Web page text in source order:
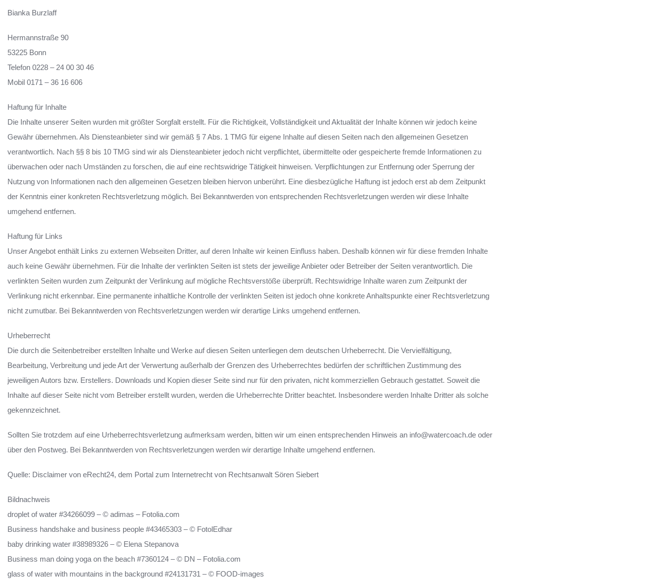
Bianka Burzlaff
Hermannstraße 90
53225 Bonn
Telefon 0228 – 24 00 30 46
Mobil 0171 – 36 16 606
Haftung für Inhalte
Die Inhalte unserer Seiten wurden mit größter Sorgfalt erstellt. Für die Richtigkeit, Vollständigkeit und Aktualität der Inhalte können wir jedoch keine
Gewähr übernehmen. Als Diensteanbieter sind wir gemäß § 7 Abs. 1 TMG für eigene Inhalte auf diesen Seiten nach den allgemeinen Gesetzen
verantwortlich. Nach §§ 8 bis 10 TMG sind wir als Diensteanbieter jedoch nicht verpflichtet, übermittelte oder gespeicherte fremde Informationen zu
überwachen oder nach Umständen zu forschen, die auf eine rechtswidrige Tätigkeit hinweisen. Verpflichtungen zur Entfernung oder Sperrung der
Nutzung von Informationen nach den allgemeinen Gesetzen bleiben hiervon unberührt. Eine diesbezügliche Haftung ist jedoch erst ab dem Zeitpunkt
der Kenntnis einer konkreten Rechtsverletzung möglich. Bei Bekanntwerden von entsprechenden Rechtsverletzungen werden wir diese Inhalte
umgehend entfernen.
Haftung für Links
Unser Angebot enthält Links zu externen Webseiten Dritter, auf deren Inhalte wir keinen Einfluss haben. Deshalb können wir für diese fremden Inhalte
auch keine Gewähr übernehmen. Für die Inhalte der verlinkten Seiten ist stets der jeweilige Anbieter oder Betreiber der Seiten verantwortlich. Die
verlinkten Seiten wurden zum Zeitpunkt der Verlinkung auf mögliche Rechtsverstöße überprüft. Rechtswidrige Inhalte waren zum Zeitpunkt der
Verlinkung nicht erkennbar. Eine permanente inhaltliche Kontrolle der verlinkten Seiten ist jedoch ohne konkrete Anhaltspunkte einer Rechtsverletzung
nicht zumutbar. Bei Bekanntwerden von Rechtsverletzungen werden wir derartige Links umgehend entfernen.
Urheberrecht
Die durch die Seitenbetreiber erstellten Inhalte und Werke auf diesen Seiten unterliegen dem deutschen Urheberrecht. Die Vervielfältigung,
Bearbeitung, Verbreitung und jede Art der Verwertung außerhalb der Grenzen des Urheberrechtes bedürfen der schriftlichen Zustimmung des
jeweiligen Autors bzw. Erstellers. Downloads und Kopien dieser Seite sind nur für den privaten, nicht kommerziellen Gebrauch gestattet. Soweit die
Inhalte auf dieser Seite nicht vom Betreiber erstellt wurden, werden die Urheberrechte Dritter beachtet. Insbesondere werden Inhalte Dritter als solche
gekennzeichnet.
Sollten Sie trotzdem auf eine Urheberrechtsverletzung aufmerksam werden, bitten wir um einen entsprechenden Hinweis an info@watercoach.de oder
über den Postweg. Bei Bekanntwerden von Rechtsverletzungen werden wir derartige Inhalte umgehend entfernen.
Quelle: Disclaimer von eRecht24, dem Portal zum Internetrecht von Rechtsanwalt Sören Siebert
Bildnachweis
droplet of water #34266099 – © adimas – Fotolia.com
Business handshake and business people #43465303 – © FotolEdhar
baby drinking water #38989326 – © Elena Stepanova
Business man doing yoga on the beach #7360124 – © DN – Fotolia.com
glass of water with mountains in the background #24131731 – © FOOD-images